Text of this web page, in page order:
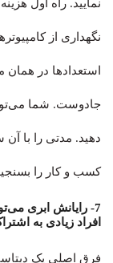
نمایید. راه اول
نگهداری از
استعدادها در همان
جادوست. شما
دهید. مدتی را با آن
کسب و کار را
7- رایانش ابری
افراد زیادی به
فرق اصلی یک